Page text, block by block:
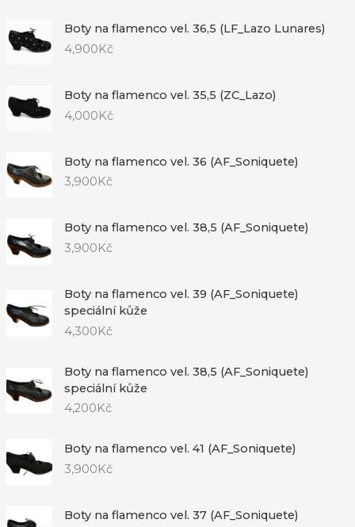
Boty na flamenco vel. 36,5 (LF_Lazo Lunares)
4,900Kč
Boty na flamenco vel. 35,5 (ZC_Lazo)
4,000Kč
Boty na flamenco vel. 36 (AF_Soniquete)
3,900 Kč
Boty na flamenco vel. 38,5 (AF_Soniquete)
3,900Kč
Boty na flamenco vel. 39 (AF_Soniquete)
speciální kůže
4,300Kč
Boty na flamenco vel. 38,5 (AF_Soniquete)
speciální kůže
4,200 Kč
Boty na flamenco vel. 41 (AF_Soniquete)
3,900Kč
Boty na flamenco vel. 37 (AF_Soniquete)